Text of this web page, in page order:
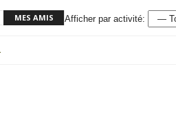
MES AMIS Afficher par activité: